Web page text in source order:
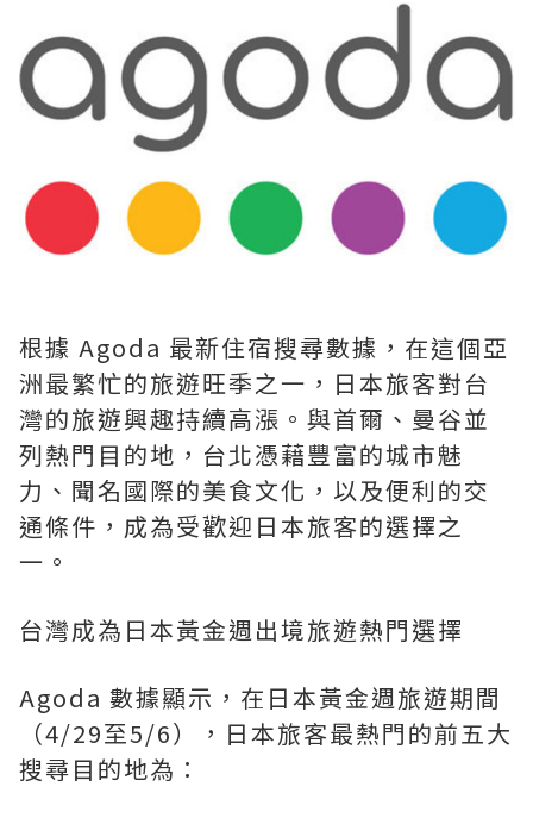
根據 Agoda 最新住宿搜尋數據，在這個亞
洲最繁忙的旅遊旺季之一，日本旅客對台
灣的旅遊興趣持續高漲。與首爾、曼谷並
列熱門目的地，台北憑藉豐富的城市魅
力、聞名國際的美食文化，以及便利的交
通條件，成為受歡迎日本旅客的選擇之
一。
台灣成為日本黃金週出境旅遊熱門選擇
Agoda 數據顯示，在日本黃金週旅遊期間
（4/29至5/6），日本旅客最熱門的前五大
搜尋目的地為：